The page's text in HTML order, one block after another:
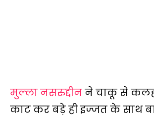
मुल्ला नसरुद्दीनने चाकू से
काट कर बड़े ही इज्जत के साथ